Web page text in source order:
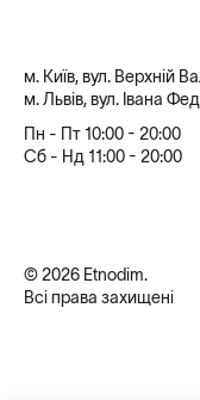
м. Київ, вул. Верхній
м. Львів, вул. Івана
Пн - Пт 10:00 - 20:00
Сб - Нд 11:00 - 20:00
© 2026 Etnodim.
Всі права захищені